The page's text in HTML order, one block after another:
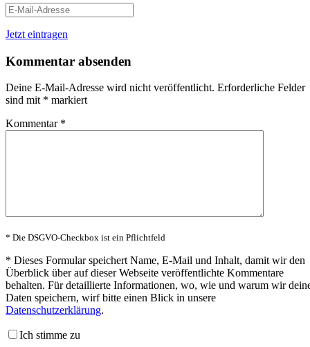
Jetzt eintragen
Kommentar absenden
Deine E-Mail-Adresse wird nicht veröffentlicht. Erforderliche Felder
sind mit * markiert
Kommentar *
* Die DSGVO-Checkbox ist ein Pflichtfeld
* Dieses Formular speichert Name, E-Mail und Inhalt, damit wir den
Überblick über auf dieser Webseite veröffentlichte Kommentare
behalten. Für detaillierte Informationen, wo, wie und warum wir
Daten speichern, wirf bitte einen Blick in unsere
Datenschutzerklärung.
Ich stimme zu